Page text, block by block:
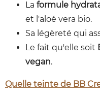
La formule
et l'aloé vera bio.
Sa légèreté qui
Le fait qu'elle soit
vegan.
Quelle teinte de BB